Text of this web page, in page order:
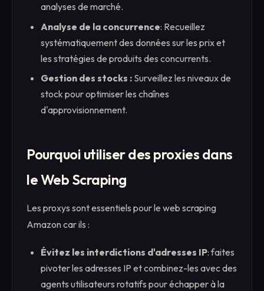
analyses de marché.
Analyse de la concurrence: Recueillez
systématiquement des données sur les prix et
les stratégies de produits des concurrents.
Gestion des stocks : Surveillez les niveaux de
stock pour optimiser les chaînes
d'approvisionnement.
Pourquoi utiliser des proxies dans
le Web Scraping
Les proxys sont essentiels pour le web scraping
Amazon car ils :
Évitez les interdictions d'adresses IP: faites
pivoter les adresses IP et combinez-les avec des
agents utilisateurs rotatifs pour échapper à la